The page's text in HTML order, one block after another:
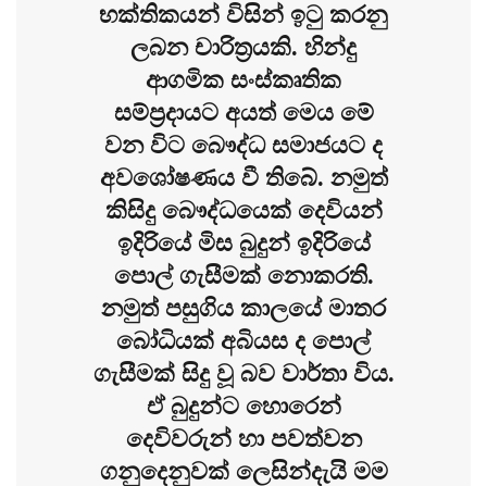
භක්තිකයන් විසින් ඉටු කරනු
ලබන චාරිත්‍රයකි. හින්දු
ආගමික සංස්කෘතික
සම්ප්‍රදායට අයත් මෙය මේ
වන විට බෞද්ධ සමාජයට ද
අවශෝෂණය වී තිබේ. නමුත්
කිසිදු බෞද්ධයෙක් දෙවියන්
ඉදිරියේ මිස බුදුන් ඉදිරියේ
පොල් ගැසීමක් නොකරති.
නමුත් පසුගිය කාලයේ මාතර
බෝධියක් අබියස ද පොල්
ගැසීමක් සිදු වූ බව වාර්තා විය.
ඒ බුදුන්ට හොරෙන්
දෙවිවරුන් හා පවත්වන
ගනුදෙනුවක් ලෙසින්දැයි මම